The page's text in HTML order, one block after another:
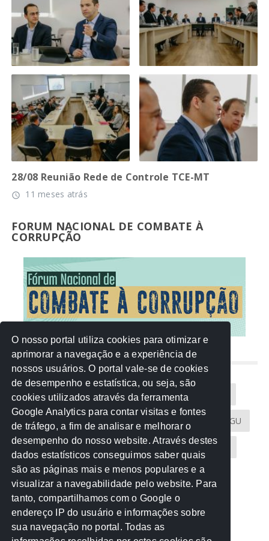
28/08 Reunião Rede de Controle TCE-MT
access_time 11 meses atrás
FORUM NACIONAL DE COMBATE À
CORRUPÇÃO
NUVEM DE TAGS
Acontece na Rede AGU AMM
Atricon Audicom CAU-MT CGU
CREA-MT Eventos MPC-MT MPE-MT
MPF Notícias PF PGE-MT PGR
Receita Federal Sem categoria
TCE-MT TCU TRE
O nosso portal utiliza cookies para otimizar e
aprimorar a navegação e a experiência de
nossos usuários. O portal vale-se de cookies
de desempenho e estatística, ou seja, são
cookies utilizados através da ferramenta
Google Analytics para contar visitas e fontes
de tráfego, a fim de analisar e melhorar o
desempenho do nosso website. Através destes
dados estatísticos conseguimos saber quais
são as páginas mais e menos populares e a
visualizar a navegabilidade pelo website. Para
tanto, compartilhamos com o Google o
endereço IP do usuário e informações sobre
sua navegação no portal. Todas as